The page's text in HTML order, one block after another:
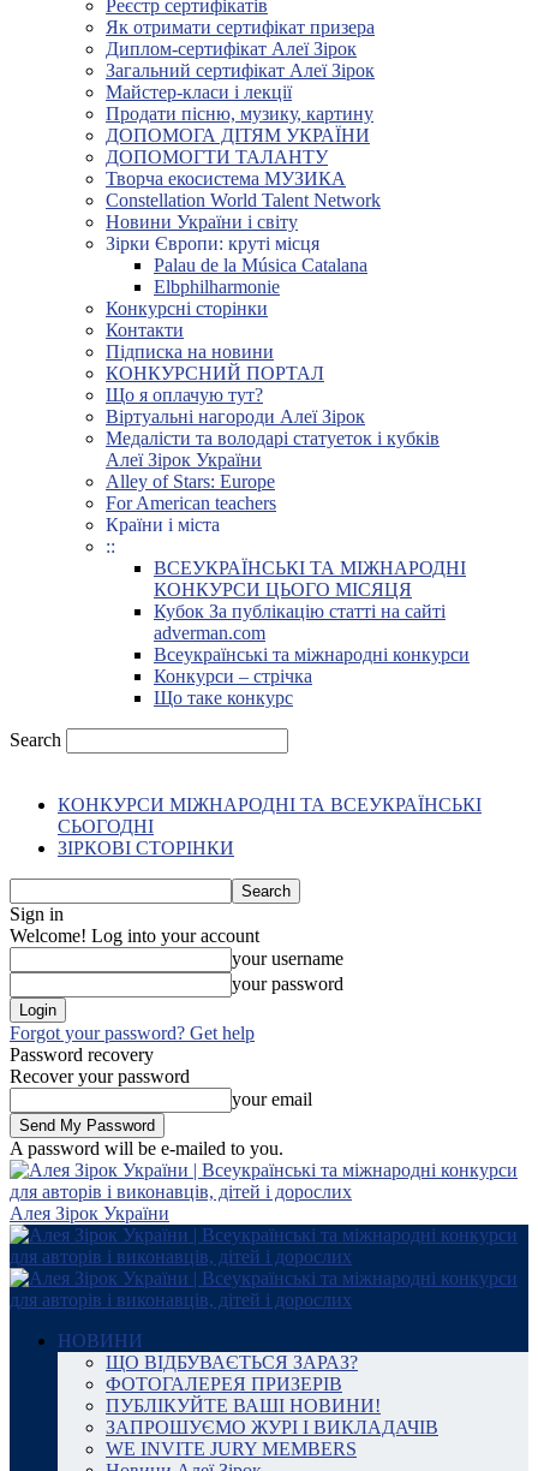
Реєстр сертифікатів
Як отримати сертифікат призера
Диплом-сертифікат Алеї Зірок
Загальний сертифікат Алеї Зірок
Майстер-класи і лекції
Продати пісню, музику, картину
ДОПОМОГА ДІТЯМ УКРАЇНИ
ДОПОМОГТИ ТАЛАНТУ
Творча екосистема МУЗИКА
Constellation World Talent Network
Новини України і світу
Зірки Європи: круті місця
Palau de la Música Catalana
Elbphilharmonie
Конкурсні сторінки
Контакти
Підписка на новини
КОНКУРСНИЙ ПОРТАЛ
Що я оплачую тут?
Віртуальні нагороди Алеї Зірок
Медалісти та володарі статуеток і кубків
Алеї Зірок України
Alley of Stars: Europe
For American teachers
Країни і міста
::
ВСЕУКРАЇНСЬКІ ТА МІЖНАРОДНІ
КОНКУРСИ ЦЬОГО МІСЯЦЯ
Кубок За публікацію статті на сайті
adverman.com
Всеукраїнські та міжнародні конкурси
Конкурси – стрічка
Що таке конкурс
Search
КОНКУРСИ МІЖНАРОДНІ ТА ВСЕУКРАЇНСЬКІ
СЬОГОДНІ
ЗІРКОВІ СТОРІНКИ
Sign in
Welcome! Log into your account
your username
your password
Forgot your password? Get help
Password recovery
Recover your password
your email
A password will be e-mailed to you.
Алея Зірок України
НОВИНИ
ЩО ВІДБУВАЄТЬСЯ ЗАРАЗ?
ФОТОГАЛЕРЕЯ ПРИЗЕРІВ
ПУБЛІКУЙТЕ ВАШІ НОВИНИ!
ЗАПРОШУЄМО ЖУРІ І ВИКЛАДАЧІВ
WE INVITE JURY MEMBERS